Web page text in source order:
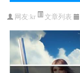
网友: kr 文章列表